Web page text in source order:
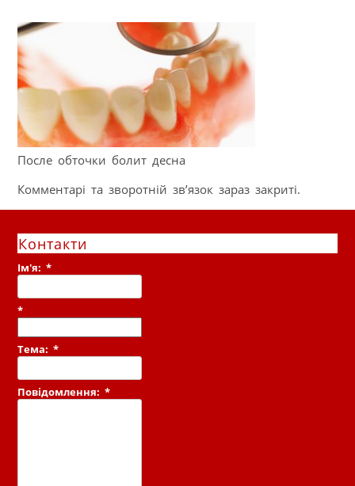
После обточки болит десна
Комментарі та зворотній зв’язок зараз закриті.
Контакти
Ім'я:*
*
Тема:*
Повідомлення:*